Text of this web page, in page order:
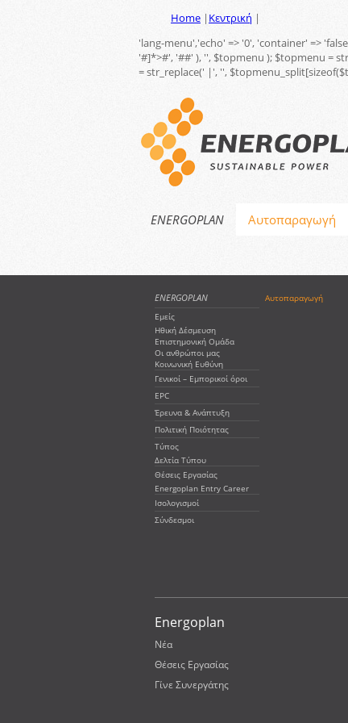
Home | Κεντρική |
'lang-menu','echo' => '0', 'container' =>
'#]*>#', '##' ), '', $topmenu ); $topmenu =
= str_replace(' |', '',
ENERGOPLAN Αυτοπαραγωγή
Εξοικονόμηση
Ενέργειας
για ένα
αειφόρο
μέλλον
ENERGOPLAN
Εμείς
Ηθική Δέσμευση
Επιστημονική Ομάδα
Οι ανθρώποι μας
Κοινωνική Ευθύνη
Γενικοί – Εμπορικοί όροι
EPC
Έρευνα & Ανάπτυξη
Πολιτική Ποιότητας
Τύπος
Δελτία Τύπου
Θέσεις Εργασίας
Energoplan Entry Career
Ισολογισμοί
Σύνδεσμοι
Αυτοπαραγωγή
Energoplan
Νέα
Θέσεις Εργασίας
Γίνε Συνεργάτης